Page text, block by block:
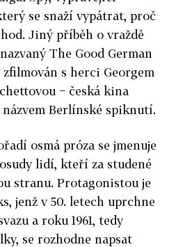
se snaží vypátrat, proč
Jiný příběh o vraždě
The Good German
s herci Georgem
− česká kina
Berlínské spiknutí.
osmá próza se jmenuje
lidí, kteří za studené
stranu. Protagonistou je
jenž v 50. letech uprchne
a roku 1961, tedy
se rozhodne napsat